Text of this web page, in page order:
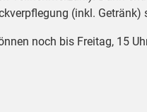
(inkl.
noch bis Freitag, 15